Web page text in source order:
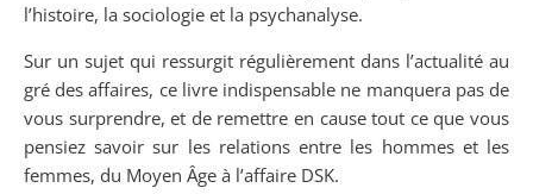
l’histoire, la sociologie et la psychanalyse.
Sur un sujet qui ressurgit régulièrement dans l’actualité au
gré des affaires, ce livre indispensable ne manquera pas de
vous surprendre, et de remettre en cause tout ce que vous
pensiez savoir sur les relations entre les hommes et les
femmes, du Moyen Âge à l’affaire DSK.